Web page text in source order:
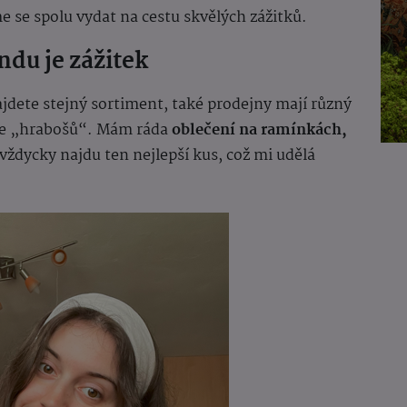
spolu vydat na cestu skvělých zážitků.
je zážitek
stejný sortiment, také prodejny mají různý
„hrabošů“. Mám rádaoblečení na ramínkách,
najdu ten nejlepší kus, což mi udělá